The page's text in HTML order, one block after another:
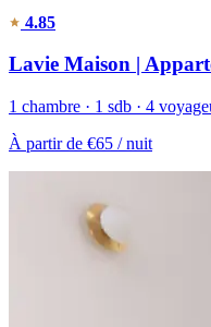
4.85
Lavie Maison |
1 chambre · 1 sdb · 4
À partir de €65 / nuit